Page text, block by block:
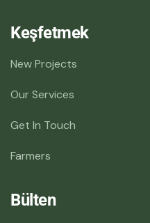
Keşfetmek
New Projects
Our Services
Get In Touch
Farmers
Bülten